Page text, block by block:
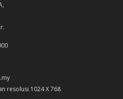
resolusi 1024 X 768